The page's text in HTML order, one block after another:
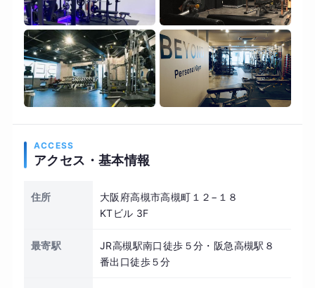
ACCESS
アクセス・基本情報
住所
大阪府高槻市高槻町１２−１８
KTビル 3F
最寄駅
JR高槻駅南口徒歩５分・阪急高槻駅８
番出口徒歩５分